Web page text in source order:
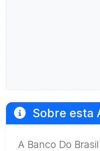
Sobre esta
A Banco Do